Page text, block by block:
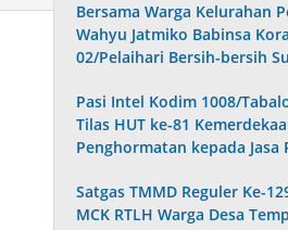
Bersama Warga Kelurahan
Wahyu Jatmiko Babinsa
02/Pelaihari Bersih-bersih
Pasi Intel Kodim 1008/
Tilas HUT ke-81
Penghormatan kepada Jasa
Satgas TMMD Reguler Ke-
MCK RTLH Warga Desa